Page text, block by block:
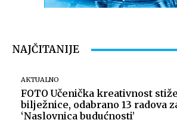
NAJČITANIJE
AKTUALNO
FOTO Učenička kreativnost
bilježnice, odabrano 13 radova
‘Naslovnica budućnosti’